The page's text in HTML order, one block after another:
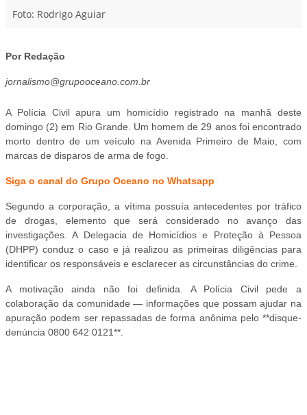
Foto: Rodrigo Aguiar
Por Redação
jornalismo@grupooceano.com.br
A Polícia Civil apura um homicídio registrado na manhã deste
domingo (2) em Rio Grande. Um homem de 29 anos foi encontrado
morto dentro de um veículo na Avenida Primeiro de Maio, com
marcas de disparos de arma de fogo.
Siga o canal do Grupo Oceano no Whatsapp
Segundo a corporação, a vítima possuía antecedentes por tráfico
de drogas, elemento que será considerado no avanço das
investigações. A Delegacia de Homicídios e Proteção à Pessoa
(DHPP) conduz o caso e já realizou as primeiras diligências para
identificar os responsáveis e esclarecer as circunstâncias do crime.
A motivação ainda não foi definida. A Polícia Civil pede a
colaboração da comunidade — informações que possam ajudar na
apuração podem ser repassadas de forma anônima pelo **disque-
denúncia 0800 642 0121**.